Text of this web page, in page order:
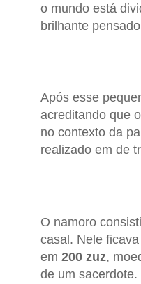
o mundo está
brilhante
Após esse
acreditando que
no contexto da
realizado em de
O namoro
casal. Nele
em 200 zuz,
de um sacerdote.